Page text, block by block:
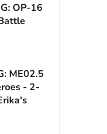
OP-16
ME02.5
- 2-